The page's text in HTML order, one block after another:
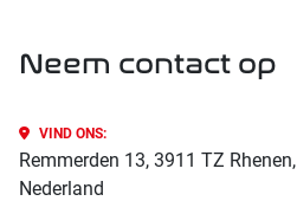
Neem contact op
VIND ONS:
Remmerden 13, 3911 TZ Rhenen,
Nederland